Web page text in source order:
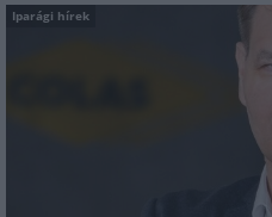
Iparági hírek